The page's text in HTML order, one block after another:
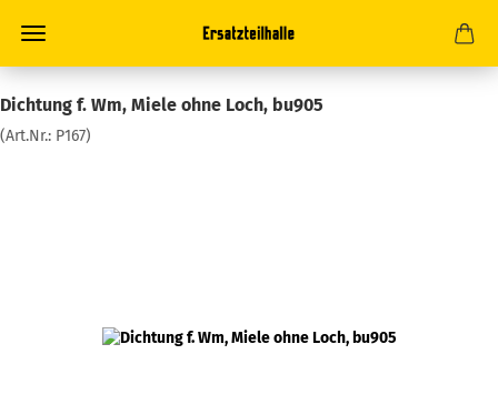
Dichtung f. Wm, Miele ohne Loch, bu905
(Art.Nr.: P167)